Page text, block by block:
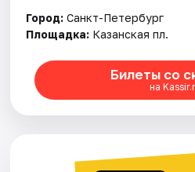
Город: Санкт-Петербург
Площадка: Казанская пл.
Билеты со
на